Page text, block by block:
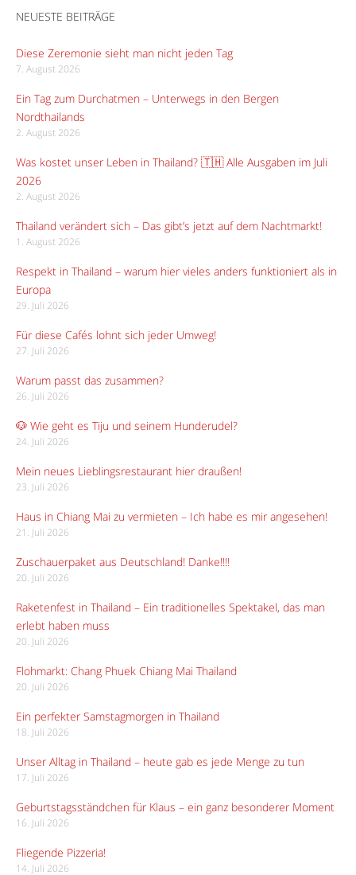
NEUESTE BEITRÄGE
Diese Zeremonie sieht man nicht jeden Tag
7. August 2026
Ein Tag zum Durchatmen – Unterwegs in den Bergen
Nordthailands
2. August 2026
Was kostet unser Leben in Thailand? 🇹🇭 Alle Ausgaben im Juli
2026
2. August 2026
Thailand verändert sich – Das gibt’s jetzt auf dem Nachtmarkt!
1. August 2026
Respekt in Thailand – warum hier vieles anders funktioniert als in
Europa
29. Juli 2026
Für diese Cafés lohnt sich jeder Umweg!
27. Juli 2026
Warum passt das zusammen?
26. Juli 2026
🐶 Wie geht es Tiju und seinem Hunderudel?
24. Juli 2026
Mein neues Lieblingsrestaurant hier draußen!
23. Juli 2026
Haus in Chiang Mai zu vermieten – Ich habe es mir angesehen!
21. Juli 2026
Zuschauerpaket aus Deutschland! Danke!!!!
20. Juli 2026
Raketenfest in Thailand – Ein traditionelles Spektakel, das man
erlebt haben muss
20. Juli 2026
Flohmarkt: Chang Phuek Chiang Mai Thailand
20. Juli 2026
Ein perfekter Samstagmorgen in Thailand
18. Juli 2026
Unser Alltag in Thailand – heute gab es jede Menge zu tun
17. Juli 2026
Geburtstagsständchen für Klaus – ein ganz besonderer Moment
16. Juli 2026
Fliegende Pizzeria!
14. Juli 2026